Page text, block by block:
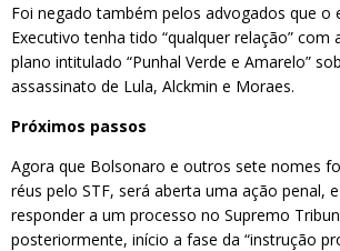
Foi negado também pelos advogados que o
Executivo tenha tido “qualquer relação” com
plano intitulado “Punhal Verde e Amarelo”
assassinato de Lula, Alckmin e Moraes.
Próximos passos
Agora que Bolsonaro e outros sete nomes
réus pelo STF, será aberta uma ação penal,
responder a um processo no Supremo
posteriormente, início a fase da “instrução